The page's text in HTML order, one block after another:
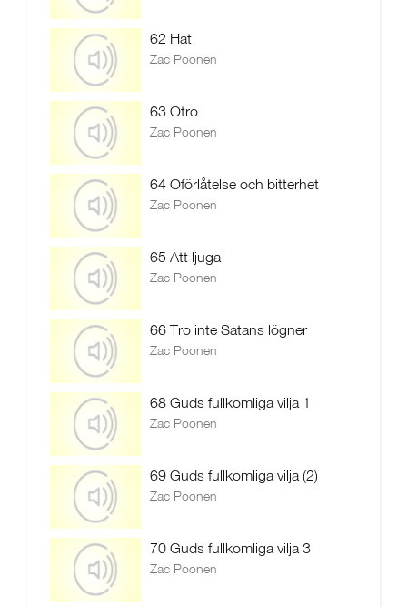
62 Hat
Zac Poonen
63 Otro
Zac Poonen
64 Oförlåtelse och bitterhet
Zac Poonen
65 Att ljuga
Zac Poonen
66 Tro inte Satans lögner
Zac Poonen
68 Guds fullkomliga vilja 1
Zac Poonen
69 Guds fullkomliga vilja (2)
Zac Poonen
70 Guds fullkomliga vilja 3
Zac Poonen